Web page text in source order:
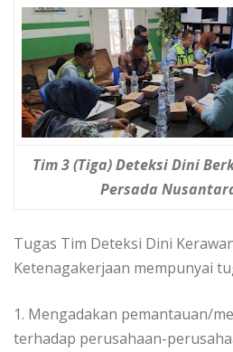
Tim 3 (Tiga) Deteksi Dini
Persada
Tugas Tim Deteksi Dini
Ketenagakerjaan mempunyai
1. Mengadakan pemantauan/
terhadap perusahaan-